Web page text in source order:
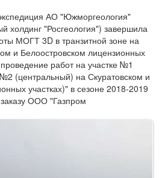
АО "Южморгеология"
холдинг "Росгеология") завершила
МОГТ 3D в транзитной зоне на
и Белоостровском лицензионных
работ на участке №1
(центральный) на Скуратовском и
участках)" в сезоне 2018-2019
ООО "Газпром